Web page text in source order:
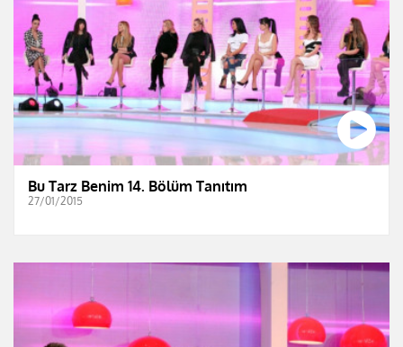
Bu Tarz Benim 14. Bölüm Tanıtım
27/01/2015